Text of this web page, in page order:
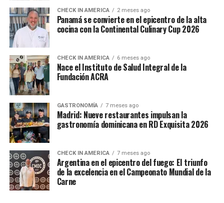
CHECK IN AMERICA 2 meses ago
Panamá se convierte en el epicentro de la alta
cocina con la Continental Culinary Cup 2026
CHECK IN AMERICA 6 meses ago
Nace el Instituto de Salud Integral de la
Fundación ACRA
GASTRONOMÍA 7 meses ago
Madrid: Nueve restaurantes impulsan la
gastronomía dominicana en RD Exquisita 2026
CHECK IN AMERICA 7 meses ago
Argentina en el epicentro del fuego: El triunfo
de la excelencia en el Campeonato Mundial de la
Carne